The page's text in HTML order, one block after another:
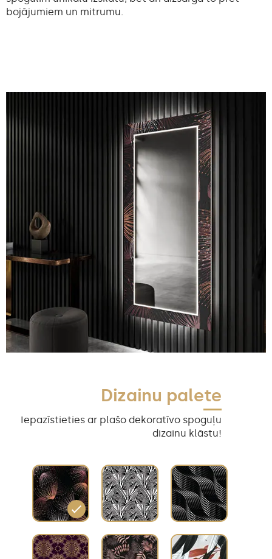
bojājumiem un mitrumu.
Dizainu palete
Iepazīstieties ar plašo dekoratīvo spoguļu
dizainu klāstu!